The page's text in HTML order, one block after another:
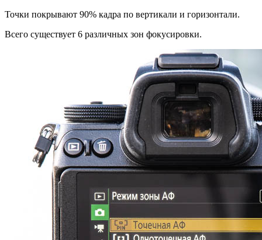
Точки покрывают 90% кадра по вертикали и горизонтали.
Всего существует 6 различных зон фокусировки.